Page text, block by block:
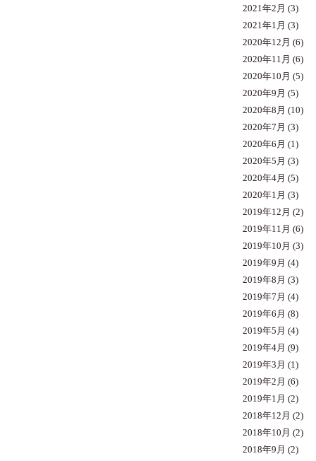
2021年2月 (3)
2021年1月 (3)
2020年12月 (6)
2020年11月 (6)
2020年10月 (5)
2020年9月 (5)
2020年8月 (10)
2020年7月 (3)
2020年6月 (1)
2020年5月 (3)
2020年4月 (5)
2020年1月 (3)
2019年12月 (2)
2019年11月 (6)
2019年10月 (3)
2019年9月 (4)
2019年8月 (3)
2019年7月 (4)
2019年6月 (8)
2019年5月 (4)
2019年4月 (9)
2019年3月 (1)
2019年2月 (6)
2019年1月 (2)
2018年12月 (2)
2018年10月 (2)
2018年9月 (2)